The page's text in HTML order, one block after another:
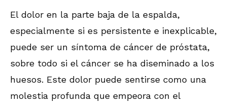
El dolor en la parte baja de la espalda,
especialmente si es persistente e inexplicable,
puede ser un síntoma de cáncer de próstata,
sobre todo si el cáncer se ha diseminado a los
huesos. Este dolor puede sentirse como una
molestia profunda que empeora con el